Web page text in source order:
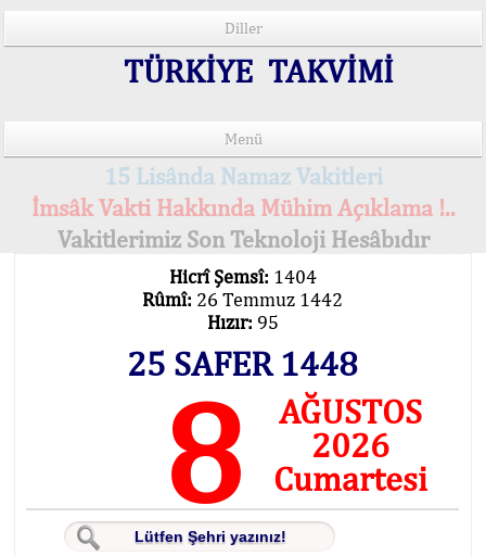
Diller
TÜRKİYE TAKVİMİ
Menü
15 Lisânda Namaz Vakitleri
İmsâk Vakti Hakkında Mühim Açıklama !..
Vakitlerimiz Son Teknoloji Hesâbıdır
Hicrî Şemsî: 1404
Rûmî: 26 Temmuz 1442
Hızır: 95
25 SAFER 1448
8
AĞUSTOS
2026
Cumartesi